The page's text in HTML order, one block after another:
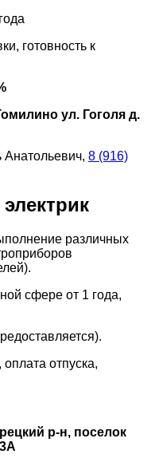
готовность к
ул. Гоголя д.
8 (916)
различных
сфере от 1 года,
отпуска,
р-н, поселок